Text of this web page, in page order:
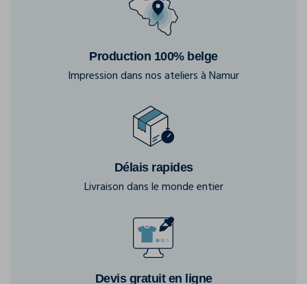
Production 100% belge
Impression dans nos ateliers à Namur
Délais rapides
Livraison dans le monde entier
Devis gratuit en ligne